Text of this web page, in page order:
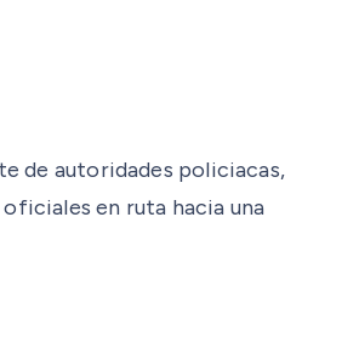
de autoridades policiacas,
en ruta hacia una